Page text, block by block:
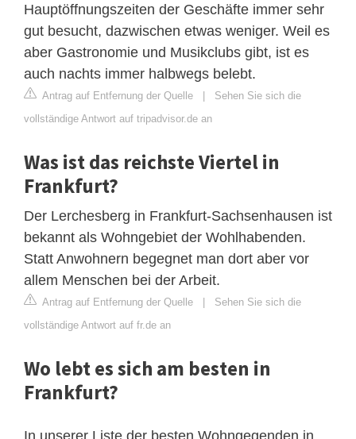
Hauptöffnungszeiten der Geschäfte immer sehr
gut besucht, dazwischen etwas weniger. Weil es
aber Gastronomie und Musikclubs gibt, ist es
auch nachts immer halbwegs belebt.
Antrag auf Entfernung der Quelle | Sehen Sie sich die
vollständige Antwort auf tripadvisor.de an
Was ist das reichste Viertel in
Frankfurt?
Der Lerchesberg in Frankfurt-Sachsenhausen ist
bekannt als Wohngebiet der Wohlhabenden.
Statt Anwohnern begegnet man dort aber vor
allem Menschen bei der Arbeit.
Antrag auf Entfernung der Quelle | Sehen Sie sich die
vollständige Antwort auf fr.de an
Wo lebt es sich am besten in
Frankfurt?
In unserer Liste der besten Wohngegenden in